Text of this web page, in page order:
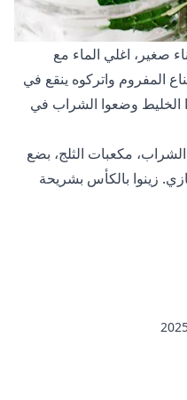
صغير، اغلي الماء مع
المفروم واتركوه ينقع في
15 دقيقة. صفّوا الخليط وضعوا الشراب في
مكعبات الثلج، بضع
زينوا بالكأس بشريحة